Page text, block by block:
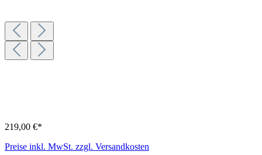
219,00 €*
Preise inkl. MwSt. zzgl. Versandkosten